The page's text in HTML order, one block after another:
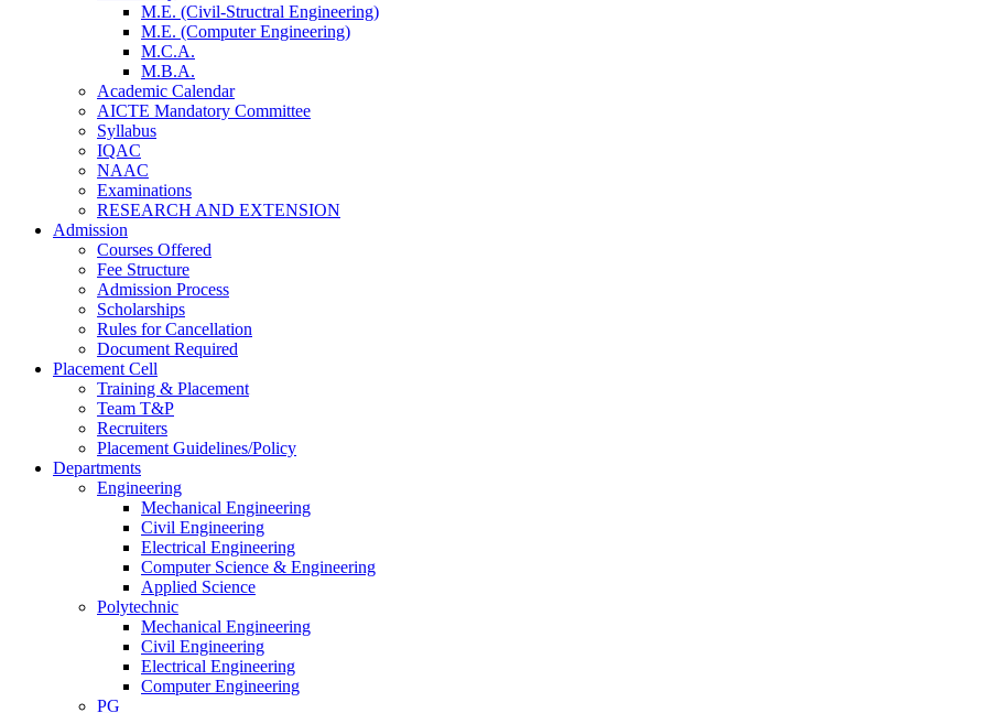
M.E. (Civil-Structral Engineering)
M.E. (Computer Engineering)
M.C.A.
M.B.A.
Academic Calendar
AICTE Mandatory Committee
Syllabus
IQAC
NAAC
Examinations
RESEARCH AND EXTENSION
Admission
Courses Offered
Fee Structure
Admission Process
Scholarships
Rules for Cancellation
Document Required
Placement Cell
Training & Placement
Team T&P
Recruiters
Placement Guidelines/Policy
Departments
Engineering
Mechanical Engineering
Civil Engineering
Electrical Engineering
Computer Science & Engineering
Applied Science
Polytechnic
Mechanical Engineering
Civil Engineering
Electrical Engineering
Computer Engineering
PG